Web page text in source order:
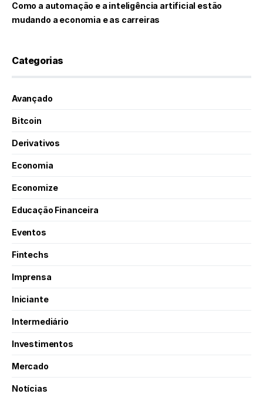
Como a automação e a inteligência artificial estão
mudando a economia e as carreiras
Categorias
Avançado
Bitcoin
Derivativos
Economia
Economize
Educação Financeira
Eventos
Fintechs
Imprensa
Iniciante
Intermediário
Investimentos
Mercado
Notícias